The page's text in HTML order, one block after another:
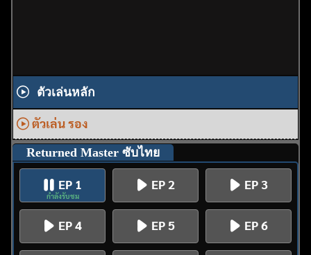
ตัวเล่นหลัก
ตัวเล่น รอง
Returned Master ซับไทย
EP 1
กำลังรับชม
EP 2 EP 3
EP 4 EP 5 EP 6